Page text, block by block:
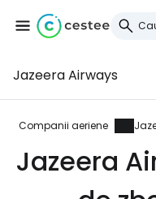
Jazeera Airways
Companii aeriene
Jazeera
Cestee
... comunitatea